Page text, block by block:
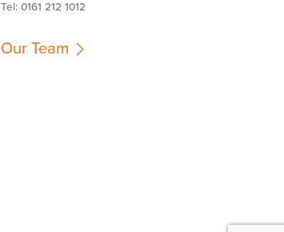
Tel: 0161 212 1012
Our Team